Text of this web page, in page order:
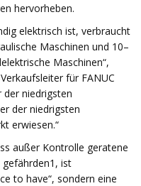
hervorheben.
elektrisch ist, verbraucht
Maschinen und 10–
Maschinen“,
für FANUC
der niedrigsten
der niedrigsten
erwiesen.“
außer Kontrolle geratene
gefährden1, ist
to have“, sondern eine